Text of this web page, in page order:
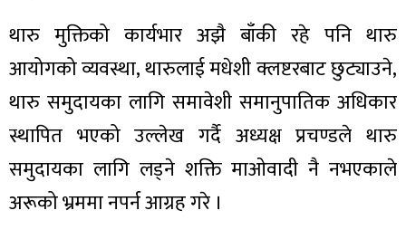
थारु मुक्तिको कार्यभार अझै बाँकी रहे पनि थारु
आयोगको व्यवस्था, थारुलाई मधेशी क्लष्टरबाट छुट्याउने,
थारु समुदायका लागि समावेशी समानुपातिक अधिकार
स्थापित भएको उल्लेख गर्दै अध्यक्ष प्रचण्डले थारु
समुदायका लागि लड्ने शक्ति माओवादी नै नभएकाले
अरूको भ्रममा नपर्न आग्रह गरे ।